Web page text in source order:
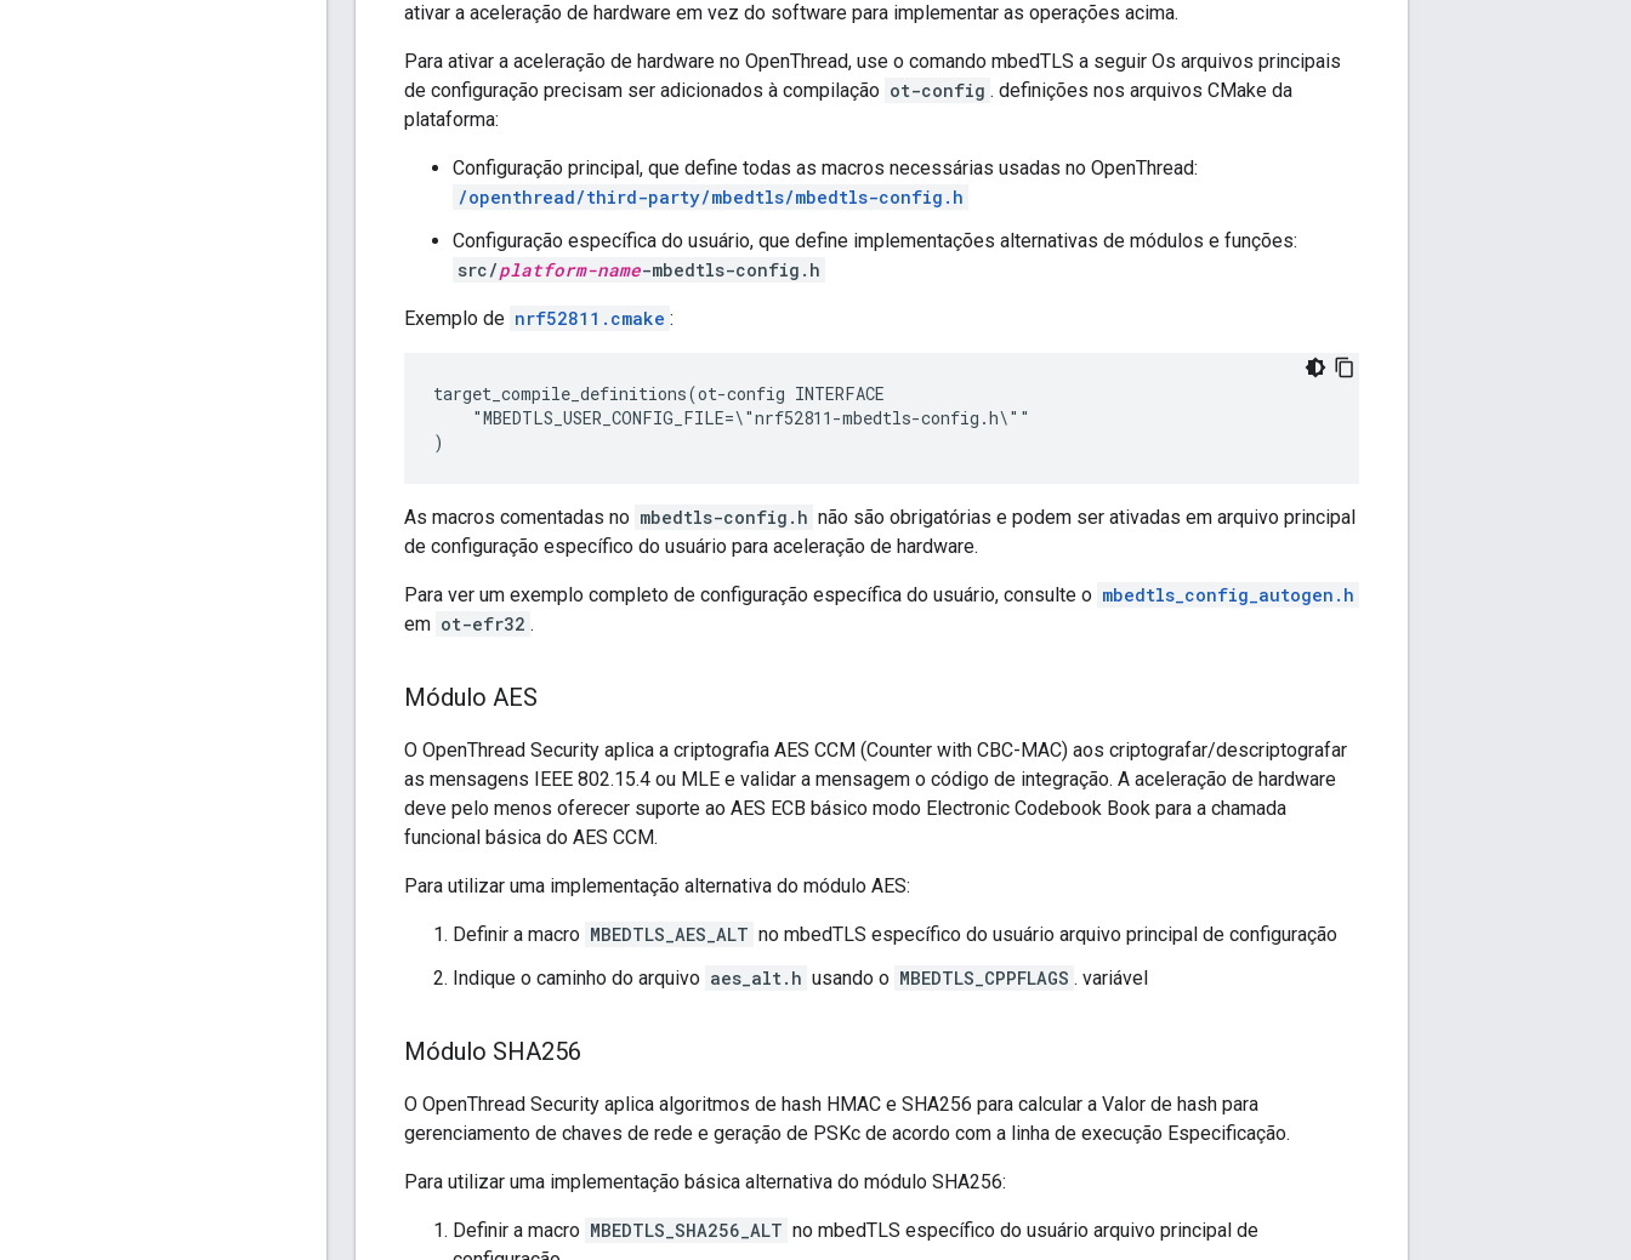
ativar a aceleração de hardware em vez do software para implementar as operações acima.
Para ativar a aceleração de hardware no OpenThread, use o comando mbedTLS a seguir Os arquivos principais
de configuração precisam ser adicionados à compilação ot-config . definições nos arquivos CMake da
plataforma:
Configuração principal, que define todas as macros necessárias usadas no OpenThread:
/openthread/third-party/mbedtls/mbedtls-config.h
Configuração específica do usuário, que define implementações alternativas de módulos e funções:
src/platform-name-mbedtls-config.h
Exemplo de nrf52811.cmake :
target_compile_definitions(ot-config INTERFACE
    "MBEDTLS_USER_CONFIG_FILE=\"nrf52811-mbedtls-config.h\""
As macros comentadas no mbedtls-config.h não são obrigatórias e podem ser ativadas em arquivo principal
de configuração específico do usuário para aceleração de hardware.
Para ver um exemplo completo de configuração específica do usuário, consulte o mbedtls_config_autogen.h
em ot-efr32 .
Módulo AES
O OpenThread Security aplica a criptografia AES CCM (Counter with CBC-MAC) aos criptografar/descriptografar
as mensagens IEEE 802.15.4 ou MLE e validar a mensagem o código de integração. A aceleração de hardware
deve pelo menos oferecer suporte ao AES ECB básico modo Electronic Codebook Book para a chamada
funcional básica do AES CCM.
Para utilizar uma implementação alternativa do módulo AES:
Definir a macro MBEDTLS_AES_ALT no mbedTLS específico do usuário arquivo principal de configuração
Indique o caminho do arquivo aes_alt.h usando o MBEDTLS_CPPFLAGS . variável
Módulo SHA256
O OpenThread Security aplica algoritmos de hash HMAC e SHA256 para calcular a Valor de hash para
gerenciamento de chaves de rede e geração de PSKc de acordo com a linha de execução Especificação.
Para utilizar uma implementação básica alternativa do módulo SHA256:
Definir a macro MBEDTLS_SHA256_ALT no mbedTLS específico do usuário arquivo principal de